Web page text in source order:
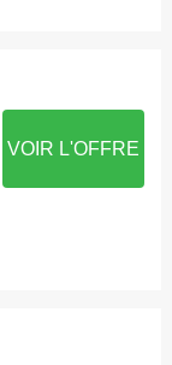
VOIR L'OFFRE